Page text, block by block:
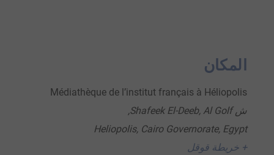
المكان
Médiathèque de l’institut français à Héliopolis
ش Shafeek El-Deeb, Al Golf,
Heliopolis, Cairo Governorate, Egypt
+ خريطة قوقل